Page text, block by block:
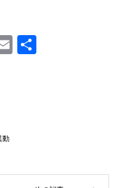
Email
動